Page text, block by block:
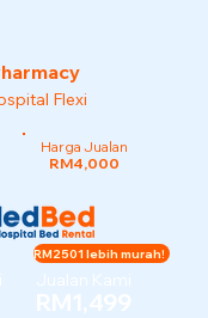
Flexi
Harga Jualan
RM4,000
Jualan Kami
RM1,499
RM2501 lebih murah!